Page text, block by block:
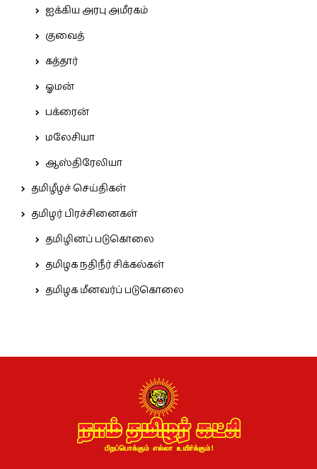
ஐக்கிய அரபு அமீரகம்
குவைத்
கத்தார்
ஓமன்
பக்ரைன்
மலேசியா
ஆஸ்திரேலியா
தமிழீழச் செய்திகள்
தமிழர் பிரச்சினைகள்
தமிழினப் படுகொலை
தமிழக நதிநீர் சிக்கல்கள்
தமிழக மீனவர்ப் படுகொலை